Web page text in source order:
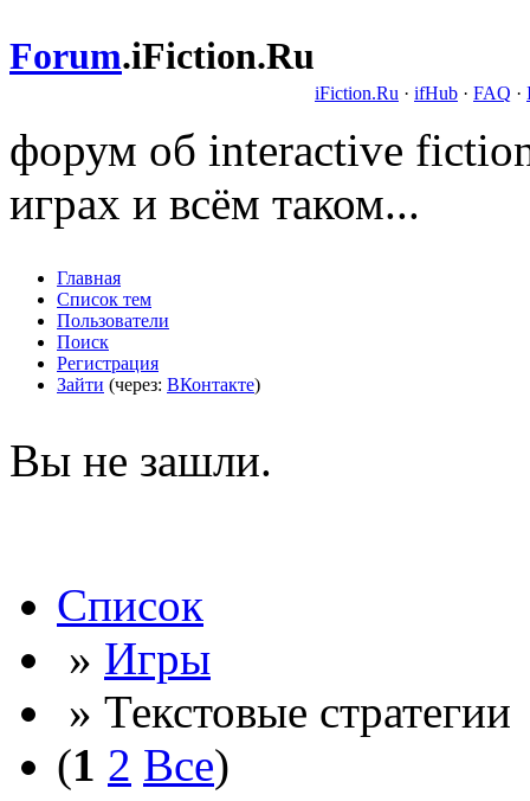
Forum.iFiction.Ru
iFiction.Ru · ifHub · FAQ ·
форум об interactive
играх и всём таком...
Главная
Список тем
Пользователи
Поиск
Регистрация
Зайти (через: ВКонтакте)
Вы не зашли.
Список
» Игры
» Текстовые стратегии
(1 2 Все)